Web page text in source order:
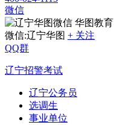
微信
华图教育
微信:辽宁华图 + 关注
QQ群
辽宁招警考试
辽宁公务员
选调生
事业单位